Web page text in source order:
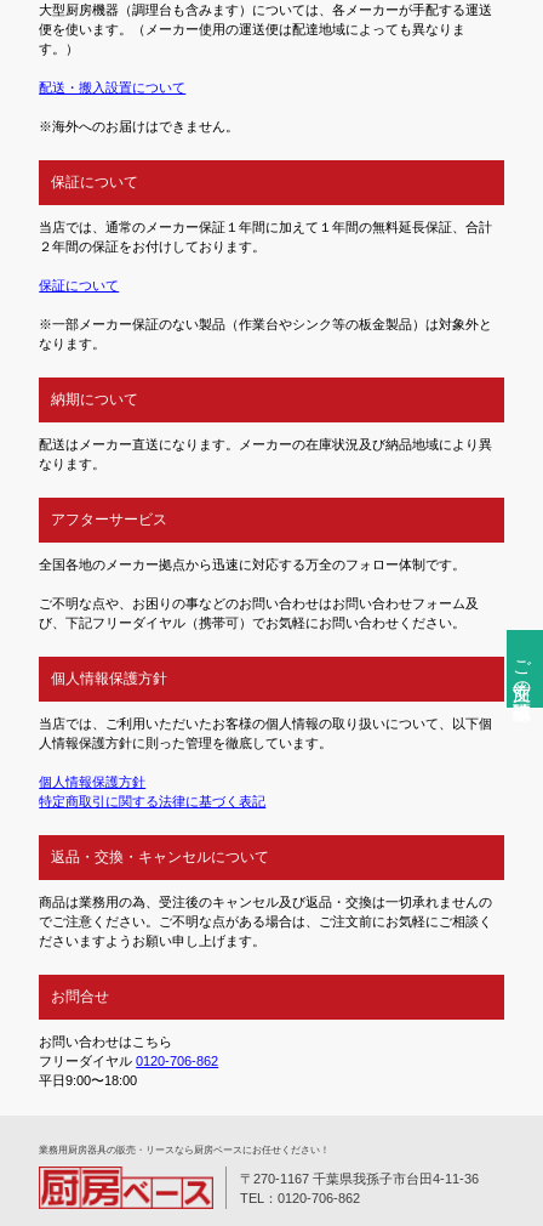
ご注文前の確認事項
大型厨房機器（調理台も含みます）については、各メーカーが手配する運送
便を使います。（メーカー使用の運送便は配達地域によっても異なりま
す。）
配送・搬入設置について
※海外へのお届けはできません。
保証について
当店では、通常のメーカー保証１年間に加えて１年間の無料延長保証、合計
２年間の保証をお付けしております。
保証について
※一部メーカー保証のない製品（作業台やシンク等の板金製品）は対象外と
なります。
納期について
配送はメーカー直送になります。メーカーの在庫状況及び納品地域により異
なります。
アフターサービス
全国各地のメーカー拠点から迅速に対応する万全のフォロー体制です。
ご不明な点や、お困りの事などのお問い合わせはお問い合わせフォーム及
び、下記フリーダイヤル（携帯可）でお気軽にお問い合わせください。
個人情報保護方針
当店では、ご利用いただいたお客様の個人情報の取り扱いについて、以下個
人情報保護方針に則った管理を徹底しています。
個人情報保護方針
特定商取引に関する法律に基づく表記
返品・交換・キャンセルについて
商品は業務用の為、受注後のキャンセル及び返品・交換は一切承れませんの
でご注意ください。ご不明な点がある場合は、ご注文前にお気軽にご相談く
ださいますようお願い申し上げます。
お問合せ
お問い合わせはこちら
フリーダイヤル0120-706-862
平日9:00〜18:00
業務⽤厨房器具の販売・リースなら厨房ベースにお任せください！
〒270-1167 千葉県我孫子市台田4-11-36
TEL：0120-706-862